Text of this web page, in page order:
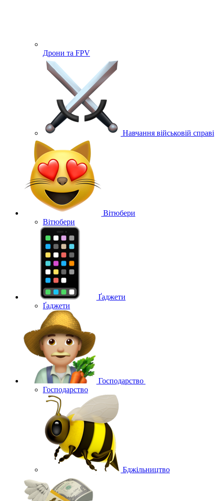
Дрони та FPV
Навчання військовій справі
Вітюбери
Вітюбери
Ґаджети
Ґаджети
Господарство
Господарство
Бджільництво